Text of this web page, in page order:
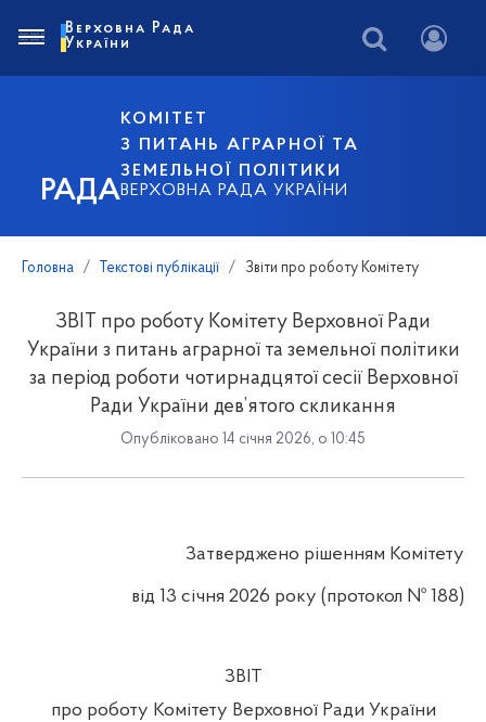
РАДА
КОМІТЕТ
З ПИТАНЬ АГРАРНОЇ ТА
ЗЕМЕЛЬНОЇ ПОЛІТИКИ
ВЕРХОВНА РАДА УКРАЇНИ
Верховна Рада
України
Головна Текстові публікації Звіти про роботу Комітету
ЗВІТ про роботу Комітету Верховної Ради
України з питань аграрної та земельної політики
за період роботи чотирнадцятої сесії Верховної
Ради України дев’ятого скликання
Опубліковано 14 січня 2026, о 10:45
Затверджено рішенням Комітету
від 13 січня 2026 року (протокол № 188)
ЗВІТ
про роботу Комітету Верховної Ради України